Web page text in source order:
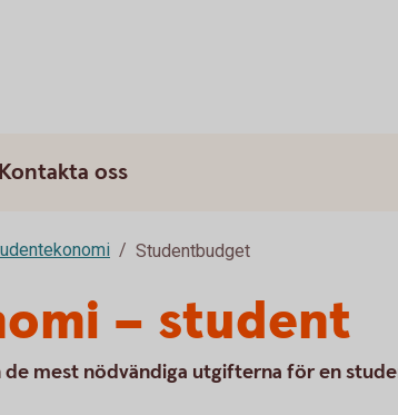
Kontakta oss
Studentbudget
– student
mest nödvändiga utgifterna för en